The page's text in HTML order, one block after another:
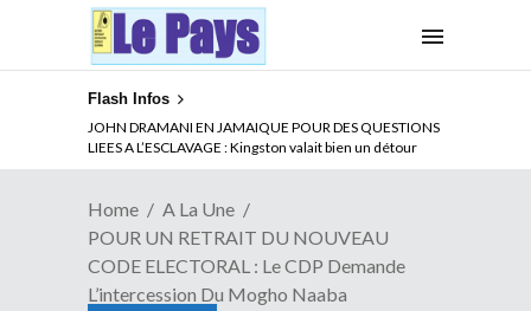
Flash Infos
ABSENCE PROLONGEE DE PAUL BIYA DU CAMEROUN :
Qui pilote le Cameroun ?
Home
A La Une
POUR UN RETRAIT DU NOUVEAU
CODE ELECTORAL : Le CDP Demande
L’intercession Du Mogho Naaba